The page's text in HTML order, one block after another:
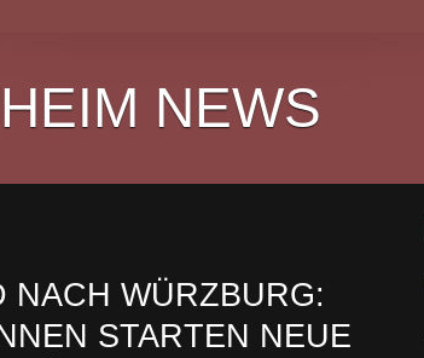
NEWS
NACH WÜRZBURG:
STARTEN NEUE